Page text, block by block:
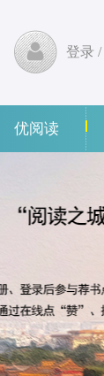
登录 /
优阅读